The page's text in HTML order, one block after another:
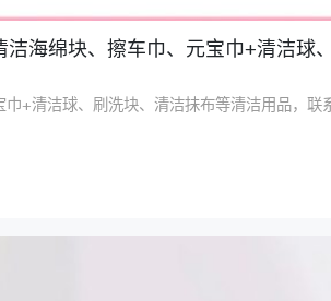
海绵块、擦车巾、元宝巾+清洁球
巾+清洁球、刷洗块、清洁抺布等清洁用品